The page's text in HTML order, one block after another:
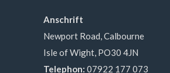
Anschrift
Newport Road, Calbourne
Isle of Wight, PO30 4JN
Telephon: 07922 177 073